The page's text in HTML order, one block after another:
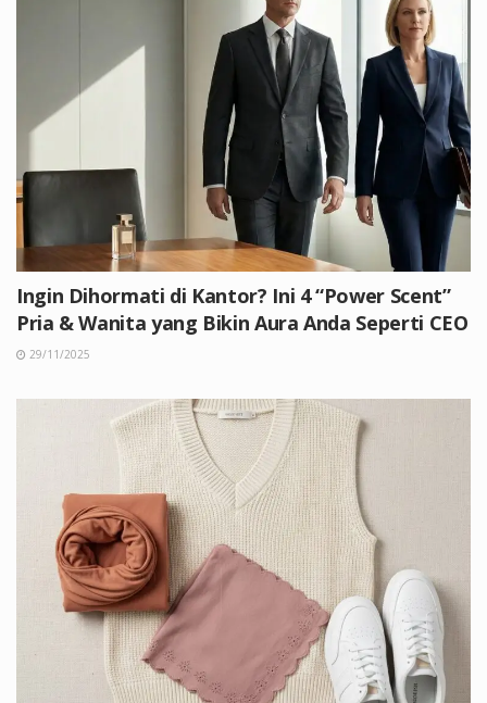
Ingin Dihormati di Kantor? Ini 4 “Power Scent”
Pria & Wanita yang Bikin Aura Anda Seperti CEO
29/11/2025